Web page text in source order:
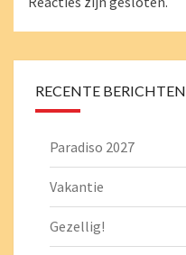
RECENTE BERICHTEN
Paradiso 2027
Vakantie
Gezellig!